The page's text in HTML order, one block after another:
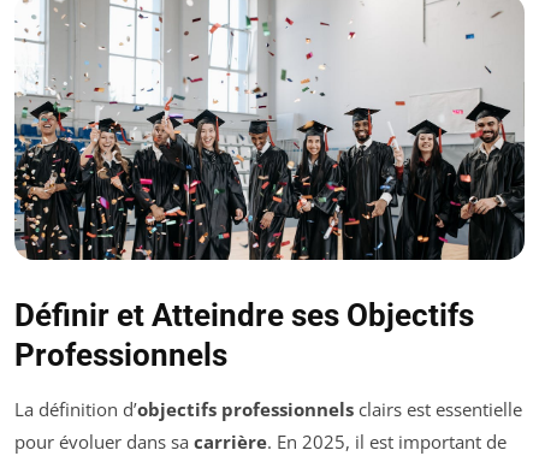
Définir et Atteindre ses Objectifs
Professionnels
La définition d’objectifs professionnels clairs est essentielle
pour évoluer dans sa carrière. En 2025, il est important de